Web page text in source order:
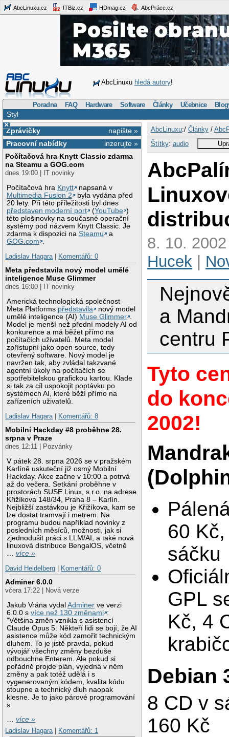
AbcLinuxu.cz ITBiz.cz HDmag.cz AbcPráce.cz
AbcLinuxu hledá autory!
Poradna FAQ Hardware Software Články Učebnice
Styl
×
napište »
Zprávičky
inzerujte »
Pracovní nabídky
Počítačová hra Knytt Classic zdarma
na Steamu a GOG.com
dnes 19:00 | IT novinky
Počítačová hra Knytt
napsaná v
Multimedia Fusion 2
byla vydána před
20 lety. Při této příležitosti byl dnes
představen moderní port
(YouTube )
této plošinovky na současné operační
systémy pod názvem Knytt Classic. Je
zdarma k dispozici naSteamu
a
GOG.com
Ladislav Hagara| Komentářů: 0
Meta představila nový model umělé
inteligence Muse Glimmer
dnes 16:00 | IT novinky
Americká technologická společnost
Meta Platforms představila
nový model
umělé inteligence (AI) Muse Glimmer
Model je menší než přední modely AI od
konkurence a má běžet přímo na
počítačích uživatelů. Meta model
zpřístupní jako open source, tedy
otevřený software. Nový model je
navržen tak, aby zvládal takzvané
agentní úkoly na počítačích se
spotřebitelskou grafickou kartou. Klade
si tak za cíl uspokojit poptávku po
systémech AI, které běží přímo na
zařízeních uživatelů.
Ladislav Hagara| Komentářů: 8
Mobilní Hackday #8 proběhne 28.
srpna v Praze
dnes 12:11 | Pozvánky
V pátek 28. srpna 2026 se v pražském
Karlíně uskuteční již osmý Mobilní
Hackday. Akce začne v 10:00 a potrvá
až do večera. Setkání proběhne v
prostorách SUSE Linux, s.r.o. na adrese
Křižíkova 148/34, Praha 8 – Karlín.
Nejbližší zastávkou je Křižíkova, kam se
lze dostat tramvají i metrem. Na
programu budou například novinky z
posledních měsíců, možnosti, jak si
zjednodušit práci s LLM/AI, a také nová
linuxová distribuce BengalOS, včetně
…více »
David Heidelberg
Komentářů: 0
Adminer 6.0.0
včera 17:22 | Nová verze
Jakub Vrána vydalAdminer ve verzi
6.0.0 svíce než 130 změnami :
"Většina změn vznikla s asistencí
Claude Opus 5. Někteří lidi se bojí, že AI
asistence může kód zamořit technickým
dluhem. To je jistě pravda, pokud
vývojář všechny změny bezduše
odbouchne Enterem. Ale pokud si
pořádně projde plán, vyjedná v něm
změny a pak totéž udělá i s
vygenerovaným kódem, kvalita kódu
stoupne a technický dluh naopak
klesne. Je to jako párové programování
s
…více »
Ladislav Hagara
Komentářů: 1
AbcLinuxu:/ Články/
Štítky: audio
8. 10.
Hucek
a
centru
Tyto
do
2002!
60
sáčku
GPL
Kč, 4
Debian
8 CD v
160 Kč